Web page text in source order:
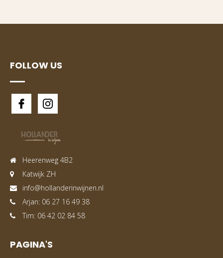
FOLLOW US
Heerenweg 4B2
Katwijk ZH
info@hollanderinwijnen.nl
Arjan: 06 27 16 49 38
Tim: 06 42 02 84 58
PAGINA'S